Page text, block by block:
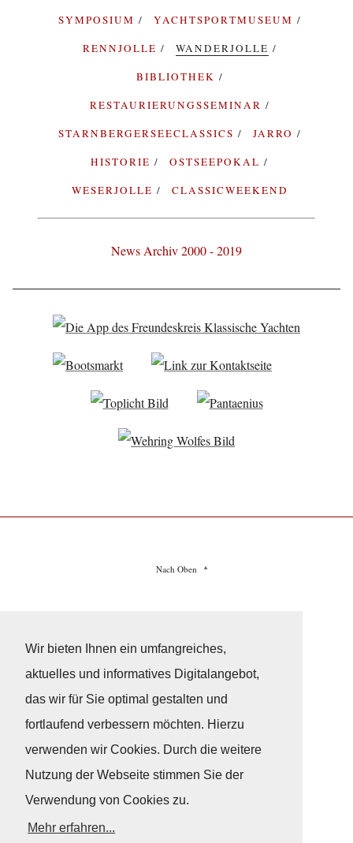
Wir bieten Ihnen ein umfangreiches,
aktuelles und informatives Digitalangebot,
das wir für Sie optimal gestalten und
fortlaufend verbessern möchten. Hierzu
verwenden wir Cookies. Durch die weitere
Nutzung der Webseite stimmen Sie der
Verwendung von Cookies zu.
Mehr erfahren...
SYMPOSIUM
YACHTSPORTMUSEUM
RENNJOLLE
WANDERJOLLE
BIBLIOTHEK
RESTAURIERUNGSSEMINAR
STARNBERGERSEECLASSICS
JARRO
HISTORIE
OSTSEEPOKAL
WESERJOLLE
CLASSICWEEKEND
News Archiv 2000 - 2019
Nach Oben
© Copyright© 2026 / Freundeskreis Klassische Yachten